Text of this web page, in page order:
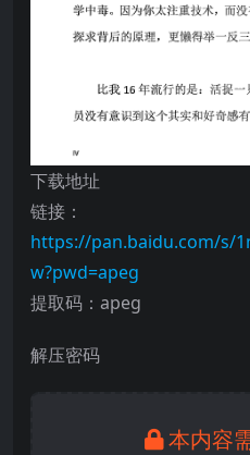
下载地址
链接：
https://pan.baidu.com/s/
w?pwd=apeg
提取码：apeg
解压密码
本内容